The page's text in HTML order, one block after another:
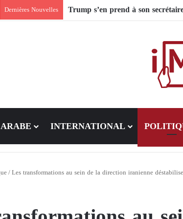
Dernières Nouvelles Après Ormuz, le Pakistan mise
ARABE INTERNATIONAL
/Les transformations au sein de la direction iranienne